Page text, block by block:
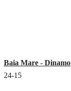
Baia Mare - Dinamo
24-15